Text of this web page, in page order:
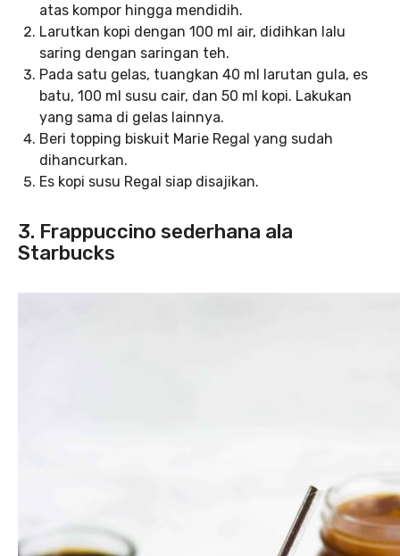
atas kompor hingga mendidih.
Larutkan kopi dengan 100 ml air, didihkan lalu
saring dengan saringan teh.
Pada satu gelas, tuangkan 40 ml larutan gula, es
batu, 100 ml susu cair, dan 50 ml kopi. Lakukan
yang sama di gelas lainnya.
Beri topping biskuit Marie Regal yang sudah
dihancurkan.
Es kopi susu Regal siap disajikan.
3. Frappuccino sederhana ala
Starbucks